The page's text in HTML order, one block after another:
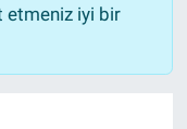
etmeniz iyi bir